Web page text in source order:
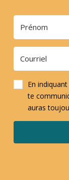
En
te
auras